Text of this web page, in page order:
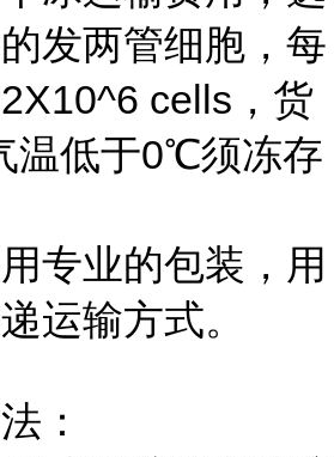
发两管细胞，每
cells，货
温低于0℃须冻存
专业的包装，用
运输方式。
：